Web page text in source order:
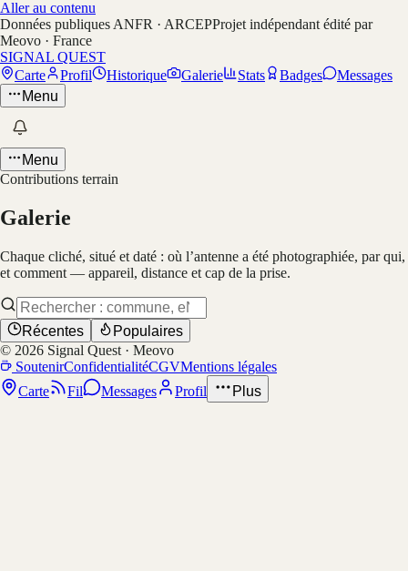
Aller au contenu
Données publiques ANFR · ARCEPProjet indépendant édité par
Meovo · France
SIGNAL QUEST
Carte
Profil Historique Galerie Stats Badges
Messages
Menu
Menu
Contributions terrain
Galerie
Chaque cliché, situé et daté : où l’antenne a été photographiée, par qui,
et comment — appareil, distance et cap de la prise.
Récentes
Populaires
© 2026 Signal Quest · Meovo
SoutenirConfidentialitéCGVMentions légales
Carte
Fil Messages Profil Plus